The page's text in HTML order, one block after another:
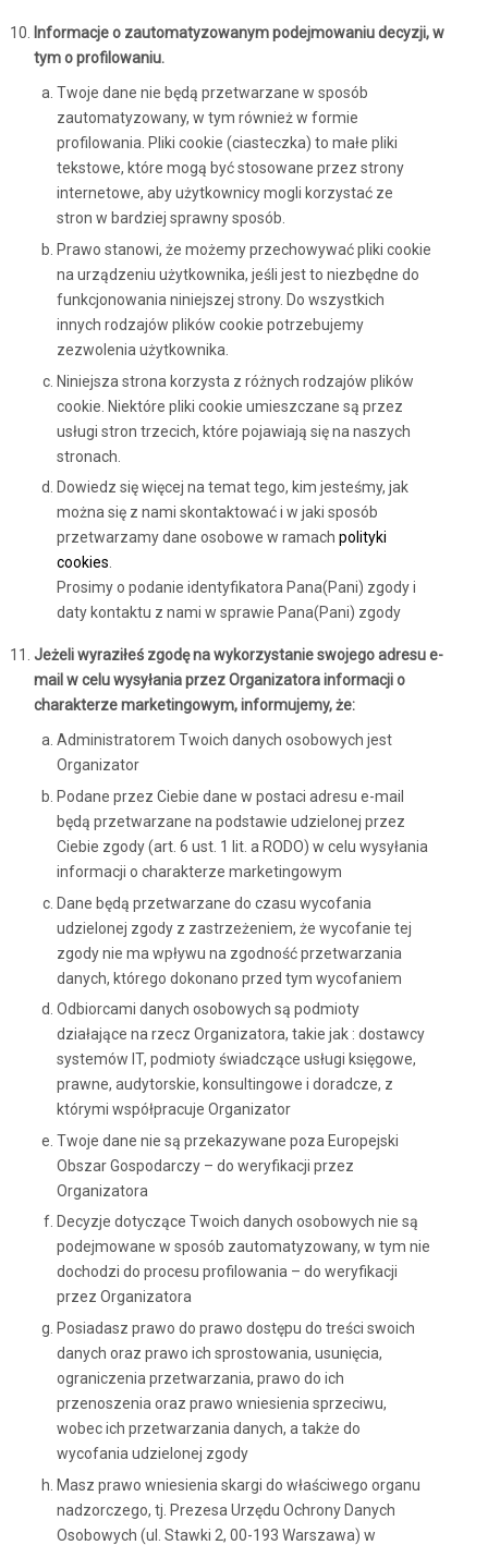
Informacje o zautomatyzowanym podejmowaniu decyzji, w
tym o profilowaniu.
Twoje dane nie będą przetwarzane w sposób
zautomatyzowany, w tym również w formie
profilowania. Pliki cookie (ciasteczka) to małe pliki
tekstowe, które mogą być stosowane przez strony
internetowe, aby użytkownicy mogli korzystać ze
stron w bardziej sprawny sposób.
Prawo stanowi, że możemy przechowywać pliki cookie
na urządzeniu użytkownika, jeśli jest to niezbędne do
funkcjonowania niniejszej strony. Do wszystkich
innych rodzajów plików cookie potrzebujemy
zezwolenia użytkownika.
Niniejsza strona korzysta z różnych rodzajów plików
cookie. Niektóre pliki cookie umieszczane są przez
usługi stron trzecich, które pojawiają się na naszych
stronach.
Dowiedz się więcej na temat tego, kim jesteśmy, jak
można się z nami skontaktować i w jaki sposób
przetwarzamy dane osobowe w ramach polityki
cookies
Prosimy o podanie identyfikatora Pana(Pani) zgody i
daty kontaktu z nami w sprawie Pana(Pani) zgody
Jeżeli wyraziłeś zgodę na wykorzystanie swojego adresu e-
mail w celu wysyłania przez Organizatora informacji o
charakterze marketingowym, informujemy, że:
Administratorem Twoich danych osobowych jest
Organizator
Podane przez Ciebie dane w postaci adresu e-mail
będą przetwarzane na podstawie udzielonej przez
Ciebie zgody (art. 6 ust. 1 lit. a RODO) w celu wysyłania
informacji o charakterze marketingowym
Dane będą przetwarzane do czasu wycofania
udzielonej zgody z zastrzeżeniem, że wycofanie tej
zgody nie ma wpływu na zgodność przetwarzania
danych, którego dokonano przed tym wycofaniem
Odbiorcami danych osobowych są podmioty
działające na rzecz Organizatora, takie jak : dostawcy
systemów IT, podmioty świadczące usługi księgowe,
prawne, audytorskie, konsultingowe i doradcze, z
którymi współpracuje Organizator
Twoje dane nie są przekazywane poza Europejski
Obszar Gospodarczy – do weryfikacji przez
Organizatora
Decyzje dotyczące Twoich danych osobowych nie są
podejmowane w sposób zautomatyzowany, w tym nie
dochodzi do procesu profilowania – do weryfikacji
przez Organizatora
Posiadasz prawo do prawo dostępu do treści swoich
danych oraz prawo ich sprostowania, usunięcia,
ograniczenia przetwarzania, prawo do ich
przenoszenia oraz prawo wniesienia sprzeciwu,
wobec ich przetwarzania danych, a także do
wycofania udzielonej zgody
Masz prawo wniesienia skargi do właściwego organu
nadzorczego, tj. Prezesa Urzędu Ochrony Danych
Osobowych (ul. Stawki 2, 00-193 Warszawa) w